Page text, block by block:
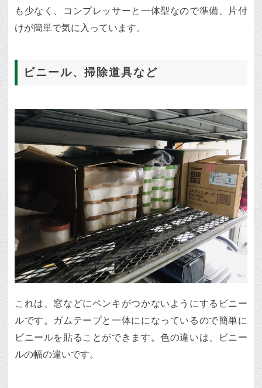
も少なく、コンプレッサーと一体型なので準備、片付
けが簡単で気に入っています。
ビニール、掃除道具など
これは、窓などにペンキがつかないようにするビニー
ルです。ガムテープと一体にになっているので簡単に
ビニールを貼ることができます。色の違いは、ビニー
ルの幅の違いです。